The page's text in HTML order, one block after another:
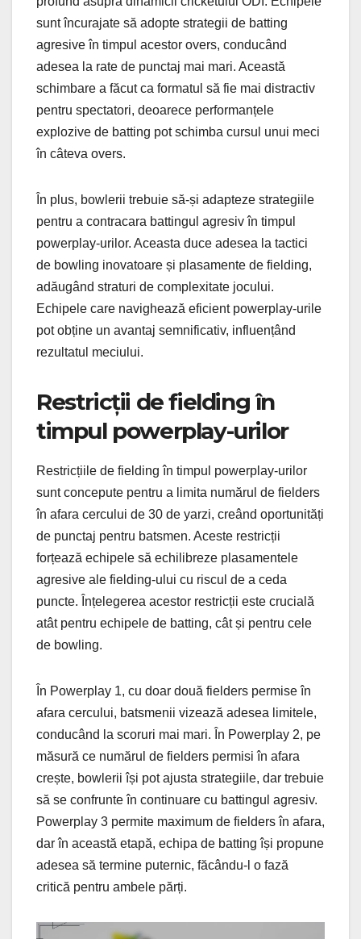
sunt încurajate să adopte strategii de batting
agresive în timpul acestor overs, conducând
adesea la rate de punctaj mai mari. Această
schimbare a făcut ca formatul să fie mai distractiv
pentru spectatori, deoarece performanțele
explozive de batting pot schimba cursul unui meci
în câteva overs.
În plus, bowlerii trebuie să-și adapteze strategiile
pentru a contracara battingul agresiv în timpul
powerplay-urilor. Aceasta duce adesea la tactici
de bowling inovatoare și plasamente de fielding,
adăugând straturi de complexitate jocului.
Echipele care navighează eficient powerplay-urile
pot obține un avantaj semnificativ, influențând
rezultatul meciului.
Restricții de fielding în
timpul powerplay-urilor
Restricțiile de fielding în timpul powerplay-urilor
sunt concepute pentru a limita numărul de fielders
în afara cercului de 30 de yarzi, creând oportunități
de punctaj pentru batsmen. Aceste restricții
forțează echipele să echilibreze plasamentele
agresive ale fielding-ului cu riscul de a ceda
puncte. Înțelegerea acestor restricții este crucială
atât pentru echipele de batting, cât și pentru cele
de bowling.
În Powerplay 1, cu doar două fielders permise în
afara cercului, batsmenii vizează adesea limitele,
conducând la scoruri mai mari. În Powerplay 2, pe
măsură ce numărul de fielders permisi în afara
crește, bowlerii își pot ajusta strategiile, dar trebuie
să se confrunte în continuare cu battingul agresiv.
Powerplay 3 permite maximum de fielders în afara,
dar în această etapă, echipa de batting își propune
adesea să termine puternic, făcându-l o fază
critică pentru ambele părți.